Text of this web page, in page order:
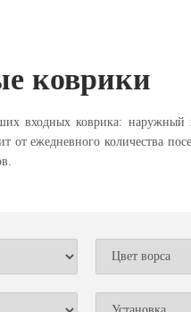
коврики
входных коврика: наружный
ежедневного количества